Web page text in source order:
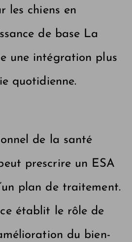
les chiens en
de base La
une intégration plus
quotidienne.
de la santé
prescrire un ESA
plan de traitement.
établit le rôle de
du bien-